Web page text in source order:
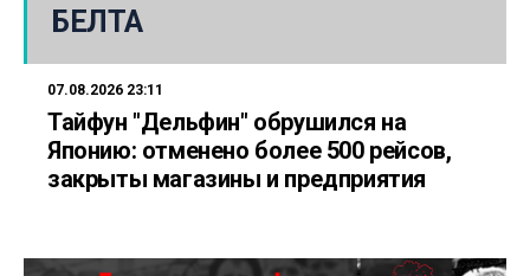
БЕЛТА
07.08.2026 23:11
Тайфун "Дельфин" обрушился на
Японию: отменено более 500 рейсов,
закрыты магазины и предприятия